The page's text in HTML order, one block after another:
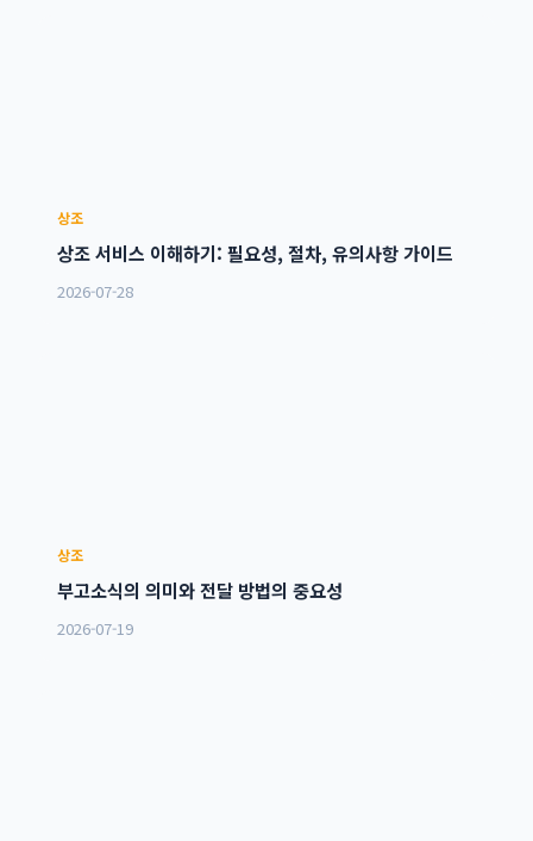
상조
상조 서비스 이해하기: 필요성, 절차, 유의사항 가이드
2026-07-28
상조
부고소식의 의미와 전달 방법의 중요성
2026-07-19